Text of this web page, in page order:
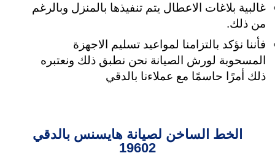
غالبية بلاغات الاعطال يتم تنفيذها بالمنزل وبالرغم
من ذلك.
فأننا نؤكد بالتزامنا لمواعيد تسليم الاجهزة
المسحوبة لورش الصيانة نحن نطبق ذلك ونعتبره
ذلك أمرًا حاسمًا مع عملاءنا بالدقي
الخط الساخن لصيانة هايسنس بالدقي
19602